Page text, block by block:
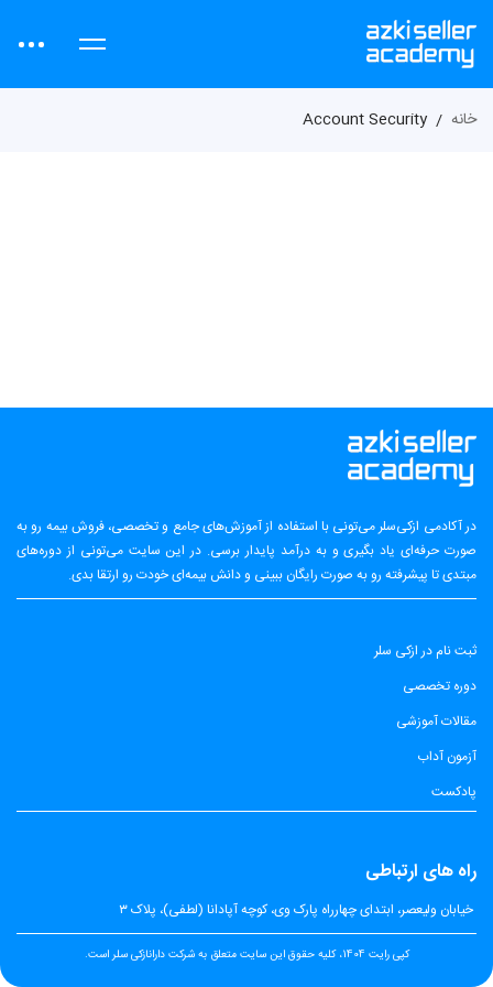
خانه Account Security
در آکادمی ازکی‌سلر می‌تونی با استفاده از آموزش‌های جامع و تخصصی، فروش بیمه رو به
صورت حرفه‌ای یاد بگیری و به درآمد پایدار برسی. در این سایت می‌تونی از دوره‌های
مبتدی تا پیشرفته رو به صورت رایگان ببینی و دانش بیمه‌ای خودت رو ارتقا بدی.
ثبت نام در ازکی سلر
دوره تخصصی
مقالات آموزشی
آزمون آداب
پادکست
راه های ارتباطی
خیابان ولیعصر، ابتدای چهارراه پارک وی، کوچه آپادانا (لطفی)، پلاک ۳
کپی رایت 1404، کلیه حقوق این سایت متعلق به شرکت دارانازکی سلر است.